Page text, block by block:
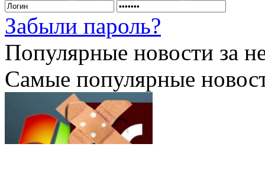
Забыли пароль?
Популярные новости за
Самые популярные